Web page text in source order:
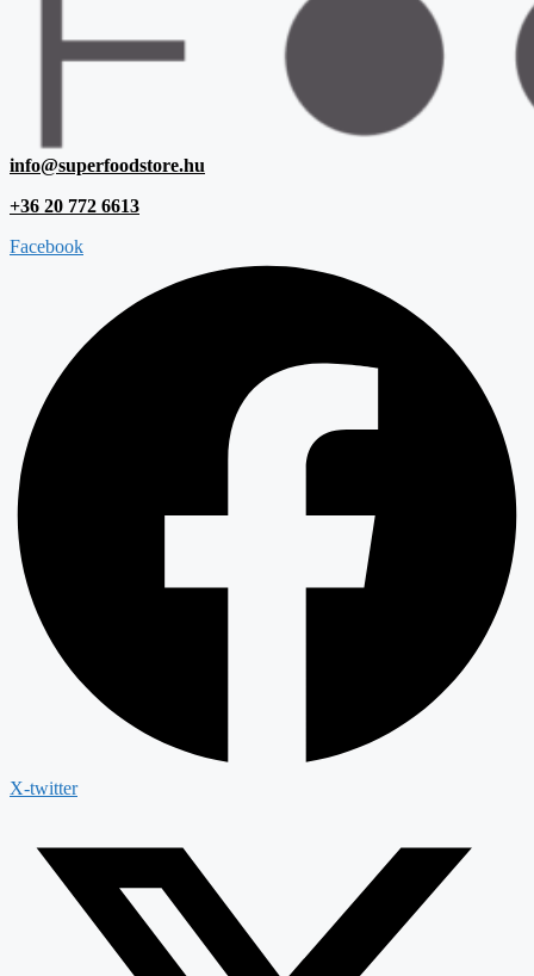
info@superfoodstore.hu
+36 20 772 6613
Facebook
X-twitter